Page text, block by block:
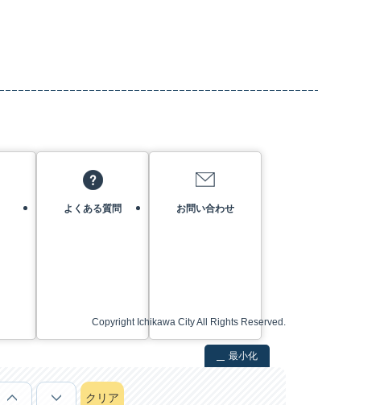
よくある質問 お問い合わせ
Copyright Ichikawa City All Rights Reserved.
最小化
クリア